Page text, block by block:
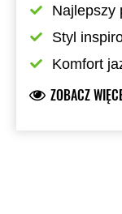
Najlepszy
Styl
Komfort
ZOBACZ